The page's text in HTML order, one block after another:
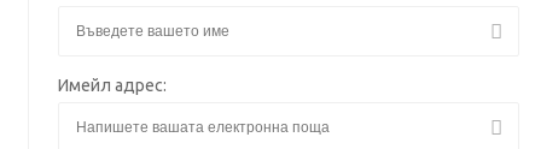
Имейл адрес: